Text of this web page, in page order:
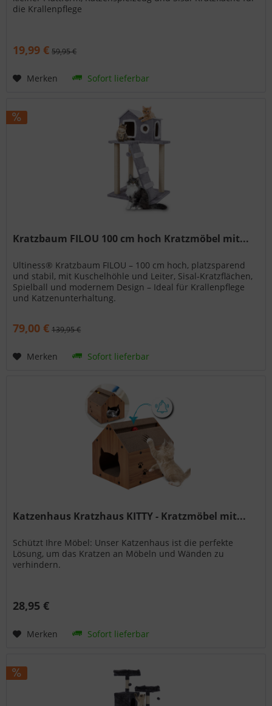
die Krallenpflege
19,99 € 59,95 €
Merken Sofort lieferbar
Kratzbaum FILOU 100 cm hoch Kratzmöbel mit...
Ultiness® Kratzbaum FILOU – 100 cm hoch, platzsparend
und stabil, mit Kuschelhöhle und Leiter, Sisal-Kratzflächen,
Spielball und modernem Design – Ideal für Krallenpflege
und Katzenunterhaltung.
79,00 € 139,95 €
Merken Sofort lieferbar
Katzenhaus Kratzhaus KITTY - Kratzmöbel mit...
Schützt Ihre Möbel: Unser Katzenhaus ist die perfekte
Lösung, um das Kratzen an Möbeln und Wänden zu
verhindern.
28,95 €
Merken Sofort lieferbar